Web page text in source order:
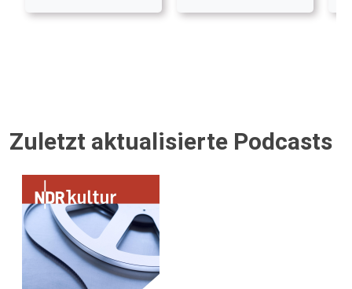
Zuletzt aktualisierte Podcasts